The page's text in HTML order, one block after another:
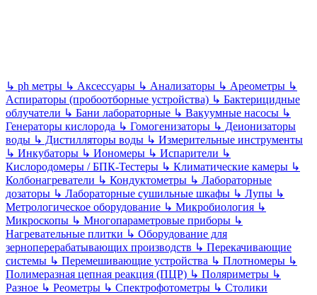
↳ ph метры ↳ Аксессуары ↳ Анализаторы ↳ Ареометры ↳
Аспираторы (пробоотборные устройства) ↳ Бактерицидные
облучатели ↳ Бани лабораторные ↳ Вакуумные насосы ↳
Генераторы кислорода ↳ Гомогенизаторы ↳ Деионизаторы
воды ↳ Дистилляторы воды ↳ Измерительные инструменты
↳ Инкубаторы ↳ Иономеры ↳ Испарители ↳
Кислородомеры / БПК-Тестеры ↳ Климатические камеры ↳
Колбонагреватели ↳ Кондуктометры ↳ Лабораторные
дозаторы ↳ Лабораторные сушильные шкафы ↳ Лупы ↳
Метрологическое оборудование ↳ Микробиология ↳
Микроскопы ↳ Многопараметровые приборы ↳
Нагревательные плитки ↳ Оборудование для
зерноперерабатывающих производств ↳ Перекачивающие
системы ↳ Перемешивающие устройства ↳ Плотномеры ↳
Полимеразная цепная реакция (ПЦР) ↳ Поляриметры ↳
Разное ↳ Реометры ↳ Спектрофотометры ↳ Столики